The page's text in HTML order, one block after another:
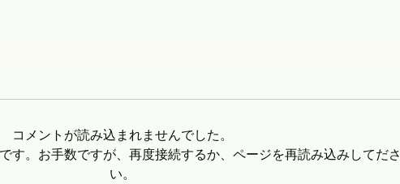
コメントが読み込まれませんでした。
す。お手数ですが、再度接続するか、ページを再読み込みしてださ
い。